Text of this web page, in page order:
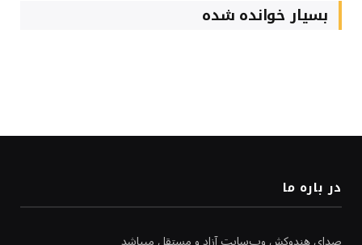
بسیار خوانده شده
در باره ما